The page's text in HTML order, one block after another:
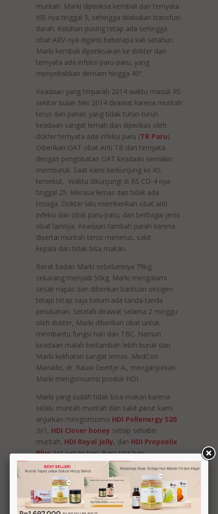
muntah. Marki diperiksa kembali dan ternyata
HB-nya tinggal 3, sehingga dilakukan transfusi
darah. Keluhan pusing tetap ada sehingga
obat ARV-nya diganti beberapa kali setahun.
Marki kembali diperiksakan ke dokter dan
ternyata ada infeksi paru-paru, yang
menyebabkan demam hingga 40º.
Keadaan yang terparah 2014 waktu masuk RS
sekitar bulan Mei 2014 dirawat karena muntah
terus dan panas yang tidak turun-turun.
keadaan sangat lemah dan diperikas oleh
dokter ternyata ada infeksi paru (TB Paru).
Diberikan OAT obat Anti TB dan ternyata
dengan pengobatan OAT keadaan semakin
memburuk. Saat kami berkunjung ke RS
tersebut, Waktu dikunjungi di RS CD-4 nya
tinggal 25. Merasa lemas dan tidak ada
tenaga. Dokter lalu memberikan obat anti
infeksi dan obat paru-paru, dan berbagai jenis
obat lainnya. Keadaan tambah parah karena
disertai muntah terus menerus, sakit
kepala dan tidak bisa makan.
Berat badan Marki sebelumnya 79kg,
sekarang menjadi 50kg. Marki mengalami
sesak napas dan diberikan bantuan oksigen
tetapi tetap saja belum ada tanda-tanda
perubahan. Setelah dirawat selama 2 minggu
oleh dokter, Marki diberikan obat untuk
membantu fungsi hati dan TBC. Namun
keadaan malah bertambah lebih buruk dan
Marki kelihatan sangat lemas. MedCon
Manado, dr. Rauw Geertje A., menganjurkan
Marki mengonsumsi produk HDI.
Marki yang sudah tidak bisa makan karena
selalu muntah-muntah dan sakit perut kami
anjurkan mengonsumsi HDI Pollenergy 520
3x1, HDI Clover honey setiap sehabis
muntah, HDI Royal Jelly, dan HDI Propoelix
Plus3x1 setiap hari. Baru tiga hari
mengonsumsi produk HDI sudah ada
perubahan, Marki sudah bisa duduk dan
muntahnya berkurang.
Ketika dokter memeriksa kembali dan melihat